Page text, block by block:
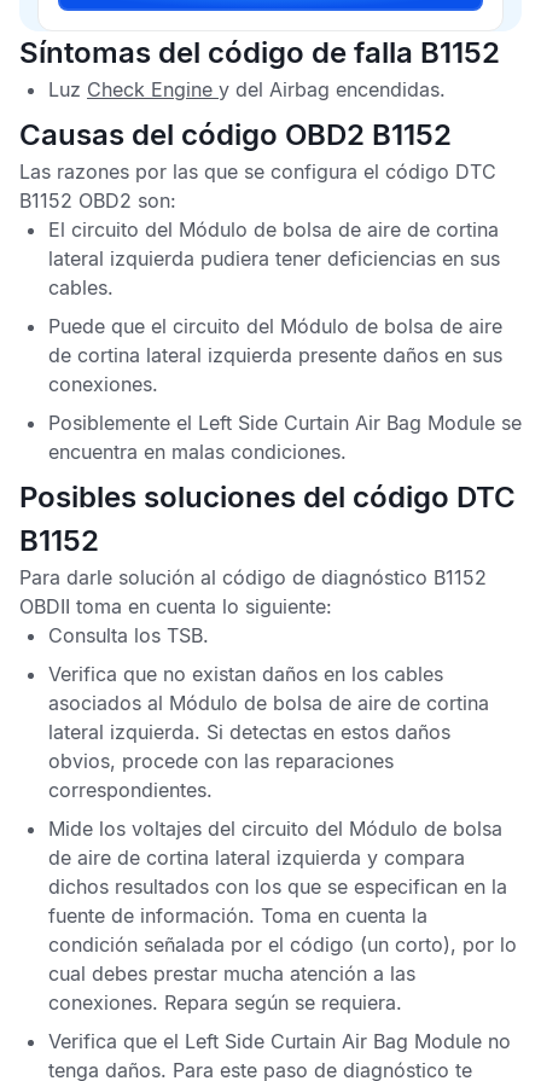
Síntomas del código de falla B1152
Luz Check Engine y del Airbag encendidas.
Causas del código OBD2 B1152
Las razones por las que se configura el código DTC
B1152 OBD2 son:
El circuito del Módulo de bolsa de aire de cortina
lateral izquierda pudiera tener deficiencias en sus
cables.
Puede que el circuito del Módulo de bolsa de aire
de cortina lateral izquierda presente daños en sus
conexiones.
Posiblemente el Left Side Curtain Air Bag Module se
encuentra en malas condiciones.
Posibles soluciones del código DTC
B1152
Para darle solución al código de diagnóstico B1152
OBDII toma en cuenta lo siguiente:
Consulta los TSB.
Verifica que no existan daños en los cables
asociados al Módulo de bolsa de aire de cortina
lateral izquierda. Si detectas en estos daños
obvios, procede con las reparaciones
correspondientes.
Mide los voltajes del circuito del Módulo de bolsa
de aire de cortina lateral izquierda y compara
dichos resultados con los que se especifican en la
fuente de información. Toma en cuenta la
condición señalada por el código (un corto), por lo
cual debes prestar mucha atención a las
conexiones. Repara según se requiera.
Verifica que el Left Side Curtain Air Bag Module no
tenga daños. Para este paso de diagnóstico te